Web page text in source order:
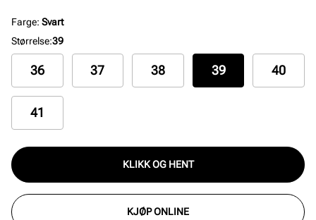
Farge: Svart
Størrelse:39
36 37 38 39 40
41
KLIKK OG HENT
KJØP ONLINE